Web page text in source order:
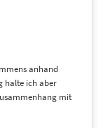
anhand
halte ich aber
mit